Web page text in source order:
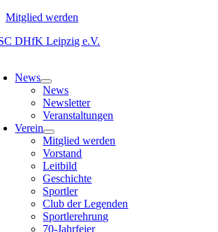
Mitglied werden
Zum
News
News
Newsletter
Veranstaltungen
Verein
Mitglied werden
Vorstand
Leitbild
Geschichte
Sportler
Club der Legenden
Sportlerehrung
70-Jahrfeier